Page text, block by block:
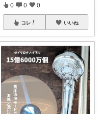
0 0 0
コレ いいね